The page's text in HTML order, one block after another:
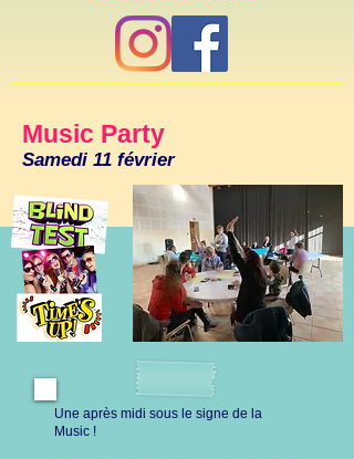
Music Party
Samedi 11 février
Une après midi sous le signe de la
Music !